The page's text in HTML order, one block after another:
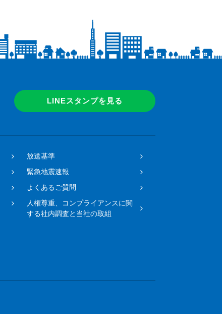
LINEスタンプを見る
放送基準
緊急地震速報
よくあるご質問
人権尊重、コンプライアンスに関
する社内調査と当社の取組